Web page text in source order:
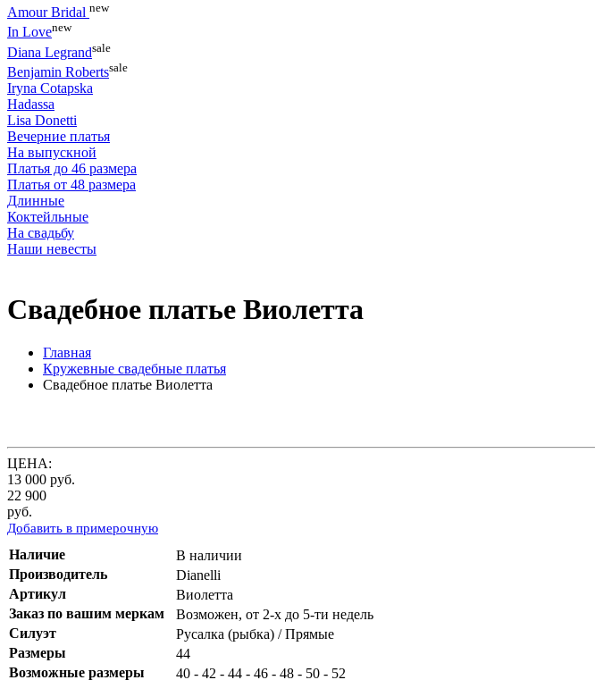
Amour Bridal new
In Lovenew
Diana Legrandsale
Benjamin Robertssale
Iryna Cotapska
Hadassa
Lisa Donetti
Вечерние платья
На выпускной
Платья до 46 размера
Платья от 48 размера
Длинные
Коктейльные
На свадьбу
Наши невесты
Свадебное платье Виолетта
Главная
Кружевные свадебные платья
Свадебное платье Виолетта
ЦЕНА:
13 000 руб.
22 900
руб.
Добавить в примерочную
Наличие
В наличии
Производитель
Dianelli
Артикул
Виолетта
Заказ по вашим меркам
Возможен, от 2-х до 5-ти недель
Силуэт
Русалка (рыбка) / Прямые
Размеры
44
Возможные размеры
40 - 42 - 44 - 46 - 48 - 50 - 52